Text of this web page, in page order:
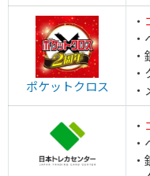
ポケットクロス
・
・